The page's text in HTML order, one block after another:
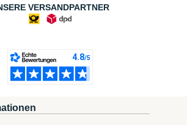
VERSANDPARTNER